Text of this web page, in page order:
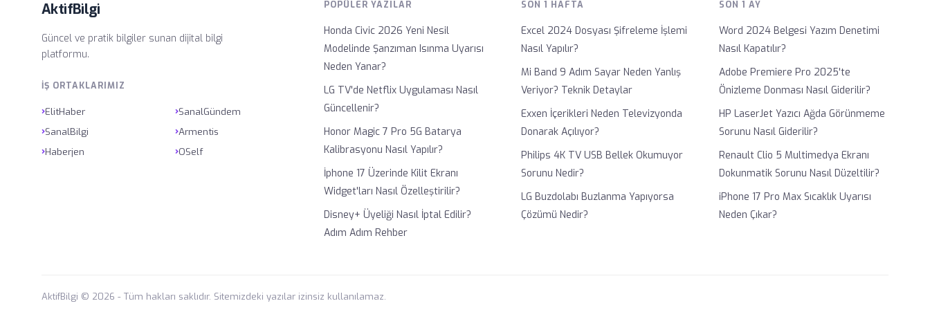
AktifBilgi
Güncel ve pratik bilgiler sunan dijital bilgi
platformu.
İŞ ORTAKLARIMIZ
›ElitHaber ›SanalGündem
›SanalBilgi ›Armentis
›Haberjen ›OSelf
POPÜLER YAZILAR
Honda Civic 2026 Yeni Nesil
Modelinde Şanzıman Isınma Uyarısı
Neden Yanar?
LG TV'de Netflix Uygulaması Nasıl
Güncellenir?
Honor Magic 7 Pro 5G Batarya
Kalibrasyonu Nasıl Yapılır?
İphone 17 Üzerinde Kilit Ekranı
Widget'ları Nasıl Özelleştirilir?
Disney+ Üyeliği Nasıl İptal Edilir?
Adım Adım Rehber
SON 1 HAFTA
Excel 2024 Dosyası Şifreleme İşlemi
Nasıl Yapılır?
Mi Band 9 Adım Sayar Neden Yanlış
Veriyor? Teknik Detaylar
Exxen İçerikleri Neden Televizyonda
Donarak Açılıyor?
Philips 4K TV USB Bellek Okumuyor
Sorunu Nedir?
LG Buzdolabı Buzlanma Yapıyorsa
Çözümü Nedir?
SON 1 AY
Word 2024 Belgesi Yazım Denetimi
Nasıl Kapatılır?
Adobe Premiere Pro 2025'te
Önizleme Donması Nasıl Giderilir?
HP LaserJet Yazıcı Ağda Görünmeme
Sorunu Nasıl Giderilir?
Renault Clio 5 Multimedya Ekranı
Dokunmatik Sorunu Nasıl Düzeltilir?
iPhone 17 Pro Max Sıcaklık Uyarısı
Neden Çıkar?
AktifBilgi © 2026 - Tüm hakları saklıdır. Sitemizdeki yazılar izinsiz kullanılamaz.